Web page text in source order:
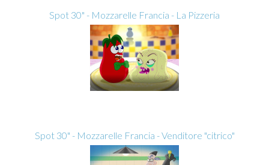
Spot 30" - Mozzarelle Francia - La Pizzeria
Spot 30" - Mozzarelle Francia - Venditore "citrico"